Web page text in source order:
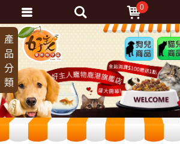
狗兒
商品
貓兒
商品
產
品
分
類
0
會員登入
忘記密碼
加入會員
訂單查詢